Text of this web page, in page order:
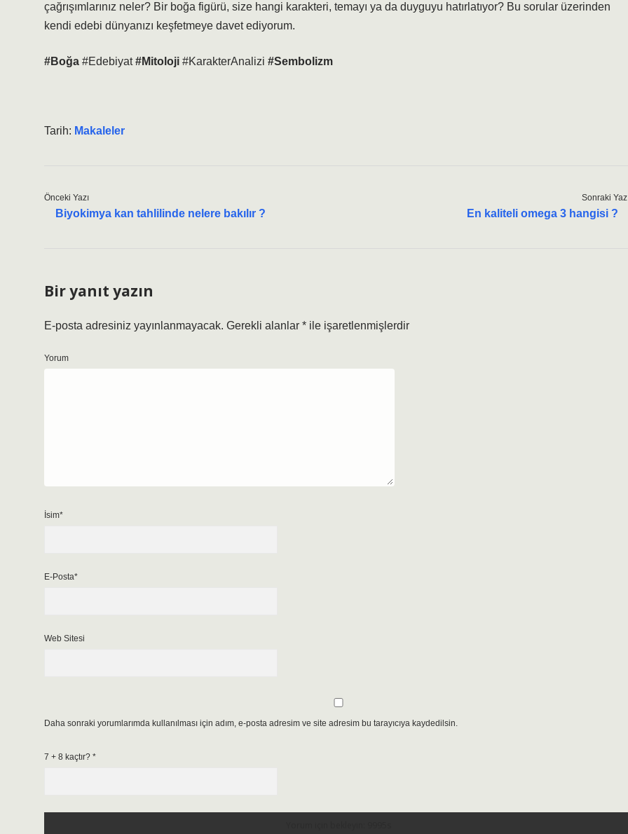
çağrışımlarınız neler? Bir boğa figürü, size hangi karakteri, temayı ya da duyguyu hatırlatıyor? Bu sorular üzerinden
kendi edebi dünyanızı keşfetmeye davet ediyorum.
#Boğa #Edebiyat #Mitoloji #KarakterAnalizi #Sembolizm
Tarih: Makaleler
Önceki Yazı
Biyokimya kan tahlilinde nelere bakılır ?
Sonraki
En kaliteli omega 3 hangisi ?
Bir yanıt yazın
E-posta adresiniz yayınlanmayacak. Gerekli alanlar * ile işaretlenmişlerdir
Yorum
İsim*
E-Posta*
Web Sitesi
Daha sonraki yorumlarımda kullanılması için adım, e-posta adresim ve site adresim bu tarayıcıya kaydedilsin.
7 + 8 kaçtır? *